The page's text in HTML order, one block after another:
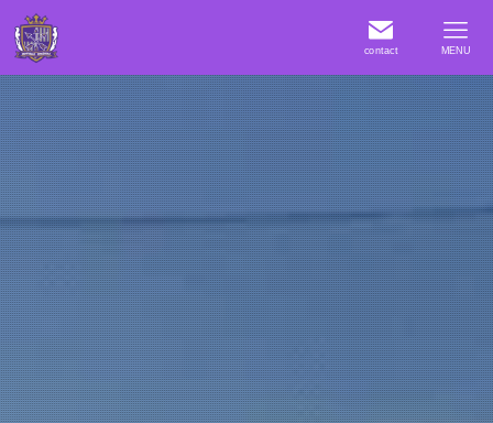
contact MENU